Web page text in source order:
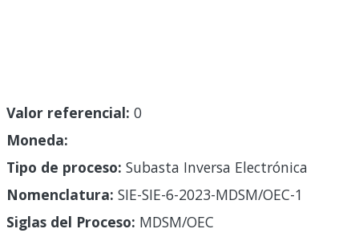
Valor referencial: 0
Moneda:
Tipo de proceso: Subasta Inversa Electrónica
Nomenclatura: SIE-SIE-6-2023-MDSM/OEC-1
Siglas del Proceso: MDSM/OEC